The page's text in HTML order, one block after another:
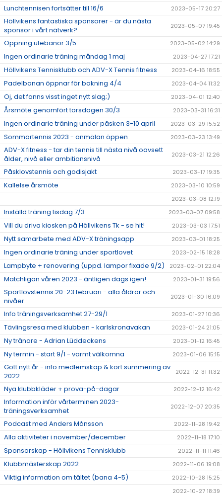
Lunchtennisen fortsätter till 16/6 2023-05-17 20:27
Höllvikens fantastiska sponsorer - är du nästa
sponsor i vårt nätverk?
2023-05-07 19:45
Öppning utebanor 3/5 2023-05-02 14:29
Ingen ordinarie träning måndag 1 maj 2023-04-27 17:21
Höllvikens Tennisklubb och ADV-X Tennis fitness 2023-04-16 18:55
Padelbanan öppnar för bokning 4/4 2023-04-04 11:32
Oj, det fanns visst inget nytt slag;) 2023-04-01 12:40
Årsmöte genomfört torsdagen 30/3 2023-03-31 16:31
Ingen ordinarie träning under påsken 3-10 april 2023-03-29 15:52
Sommartennis 2023 - anmälan öppen 2023-03-23 13:49
ADV-X fitness - tar din tennis till nästa nivå oavsett
ålder, nivå eller ambitionsnivå
2023-03-21 12:26
Påsklovstennis och godisjakt 2023-03-17 19:35
Kallelse årsmöte
2023-03-10 10:59
2023-03-08 12:19
Inställd träning tisdag 7/3 2023-03-07 09:58
Vill du driva kiosken på Höllvikens Tk - se hit! 2023-03-03 17:51
Nytt samarbete med ADV-X träningsapp 2023-03-01 18:25
Ingen ordinarie träning under sportlovet 2023-02-15 18:28
Lampbyte + renovering (uppd. lampor fixade 9/2) 2023-02-01 22:04
Matchligan våren 2023 - äntligen dags igen! 2023-01-31 19:56
Sportlovstennis 20-23 februari - alla åldrar och
nivåer
2023-01-30 16:09
Info träningsverksamhet 27-29/1 2023-01-27 10:36
Tävlingsresa med klubben - karlskronavakan 2023-01-24 21:05
Ny tränare - Adrian Lüddeckens 2023-01-12 16:45
Ny termin - start 9/1 - varmt välkomna 2023-01-06 15:15
Gott nytt år - info medlemskap & kort summering av
2022
2022-12-31 11:32
Nya klubbkläder + prova-på-dagar 2022-12-12 16:42
Information inför vårterminen 2023-
träningsverksamhet
2022-12-07 20:35
Podcast med Anders Månsson 2022-11-28 19:42
Alla aktiviteter i november/december 2022-11-18 17:10
Sponsorskap - Höllvikens Tennisklubb 2022-11-11 11:46
Klubbmästerskap 2022 2022-11-06 19:08
Viktig information om tältet (bana 4-5)
2022-10-28 15:25
2022-10-27 18:39